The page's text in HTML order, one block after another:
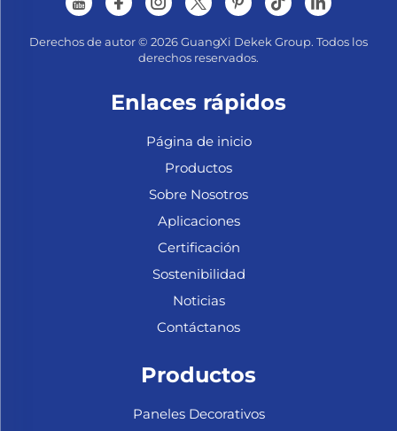
Derechos de autor © 2026 GuangXi Dekek Group. Todos los
derechos reservados.
Enlaces rápidos
Página de inicio
Productos
Sobre Nosotros
Aplicaciones
Certificación
Sostenibilidad
Noticias
Contáctanos
Productos
Paneles Decorativos